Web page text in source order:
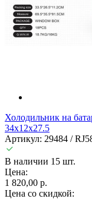
Холодильник на
34x12x27.5
Артикул: 29484 /
В наличии 15 шт.
Цена:
1 820,00 р.
Цена со скидкой: